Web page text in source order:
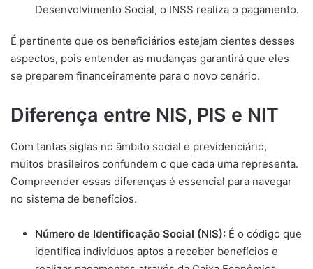
Desenvolvimento Social, o INSS realiza o pagamento.
É pertinente que os beneficiários estejam cientes desses
aspectos, pois entender as mudanças garantirá que eles
se preparem financeiramente para o novo cenário.
Diferença entre NIS, PIS e NIT
Com tantas siglas no âmbito social e previdenciário,
muitos brasileiros confundem o que cada uma representa.
Compreender essas diferenças é essencial para navegar
no sistema de benefícios.
Número de Identificação Social (NIS): É o código que
identifica indivíduos aptos a receber benefícios e